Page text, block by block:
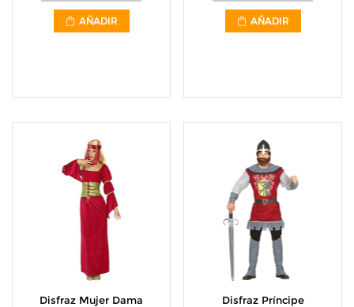
AÑADIR AÑADIR
Disfraz Mujer Dama
Disfraz Príncipe